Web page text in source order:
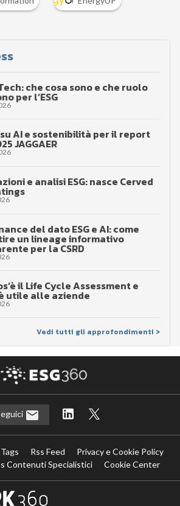
che cosa sono e che ruolo
per l’ESG
AI e sostenibilità per il report
JAGGAER
e analisi ESG: nasce Cerved
del dato ESG e AI: come
un lineage informativo
per la CSRD
il Life Cycle Assessment e
utile alle aziende
Vedi tutti gli approfondimenti >
Tags Rss Feed
Privacy e Cookie Policy
Contenuti Specialistici
Cookie Center